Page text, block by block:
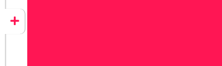
CONZEPT 16
YEET